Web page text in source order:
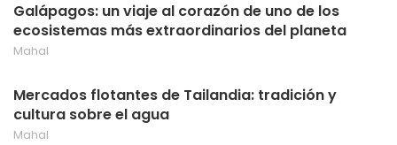
Galápagos: un viaje al corazón de uno de los
ecosistemas más extraordinarios del planeta
Mahal
Mercados flotantes de Tailandia: tradición y
cultura sobre el agua
Mahal